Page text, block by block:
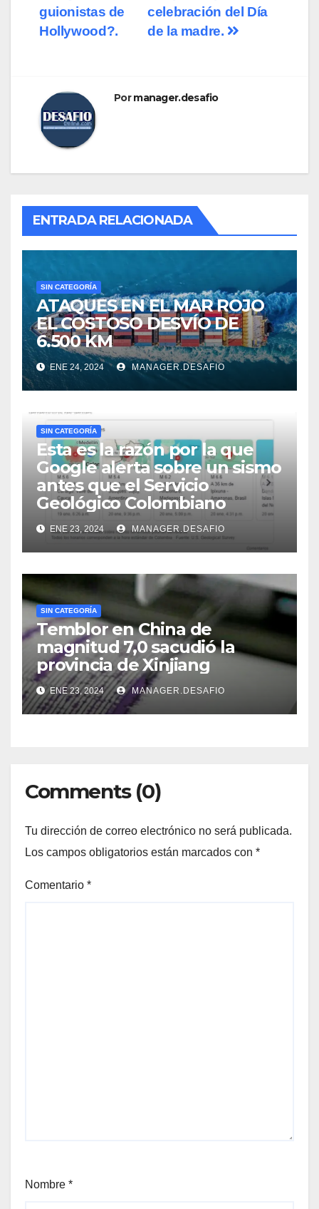
celebración del Día
de la madre.
guionistas de
Hollywood?.
Pormanager.desafio
ENTRADA RELACIONADA
SIN CATEGORÍA
ATAQUES EN EL MAR ROJO
EL COSTOSO DESVÍO DE
6.500 KM
ENE 24, 2024 MANAGER.DESAFIO
SIN CATEGORÍA
Esta es la razón por la que
Google alerta sobre un sismo
antes que el Servicio
Geológico Colombiano
ENE 23, 2024 MANAGER.DESAFIO
SIN CATEGORÍA
Temblor en China de
magnitud 7,0 sacudió la
provincia de Xinjiang
ENE 23, 2024 MANAGER.DESAFIO
Comments (0)
Tu dirección de correo electrónico no será publicada.
Los campos obligatorios están marcados con *
Comentario *
Nombre *